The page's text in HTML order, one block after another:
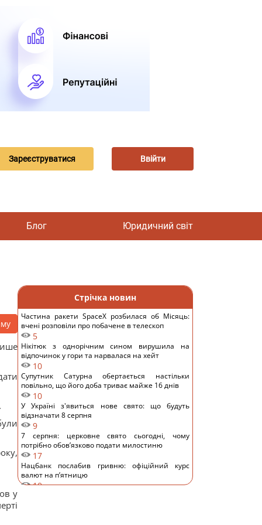
Зареєструватися Ввійти
Блог Юридичний світ
у
Стрічка новин
Частина ракети SpaceX розбилася об Місяць:
вчені розповіли про побачене в телескоп
5
Нікітюк з однорічним сином вирушила на
відпочинок у гори та нарвалася на хейт
10
Супутник Сатурна обертається настільки
повільно, що його доба триває майже 16 днів
10
У Україні з'явиться нове свято: що будуть
відзначати 8 серпня
9
7 серпня: церковне свято сьогодні, чому
потрібно обов’язково подати милостиню
17
Нацбанк послабив гривню: офіційний курс
валют на п’ятницю
10